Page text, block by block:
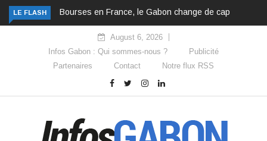
LE FLASH Bourses en France, le Gabon change de cap
August 6, 2026
Infos Gabon : Qui sommes-nous ?
Publicité
Partenaires
Contact Notre flux RSS